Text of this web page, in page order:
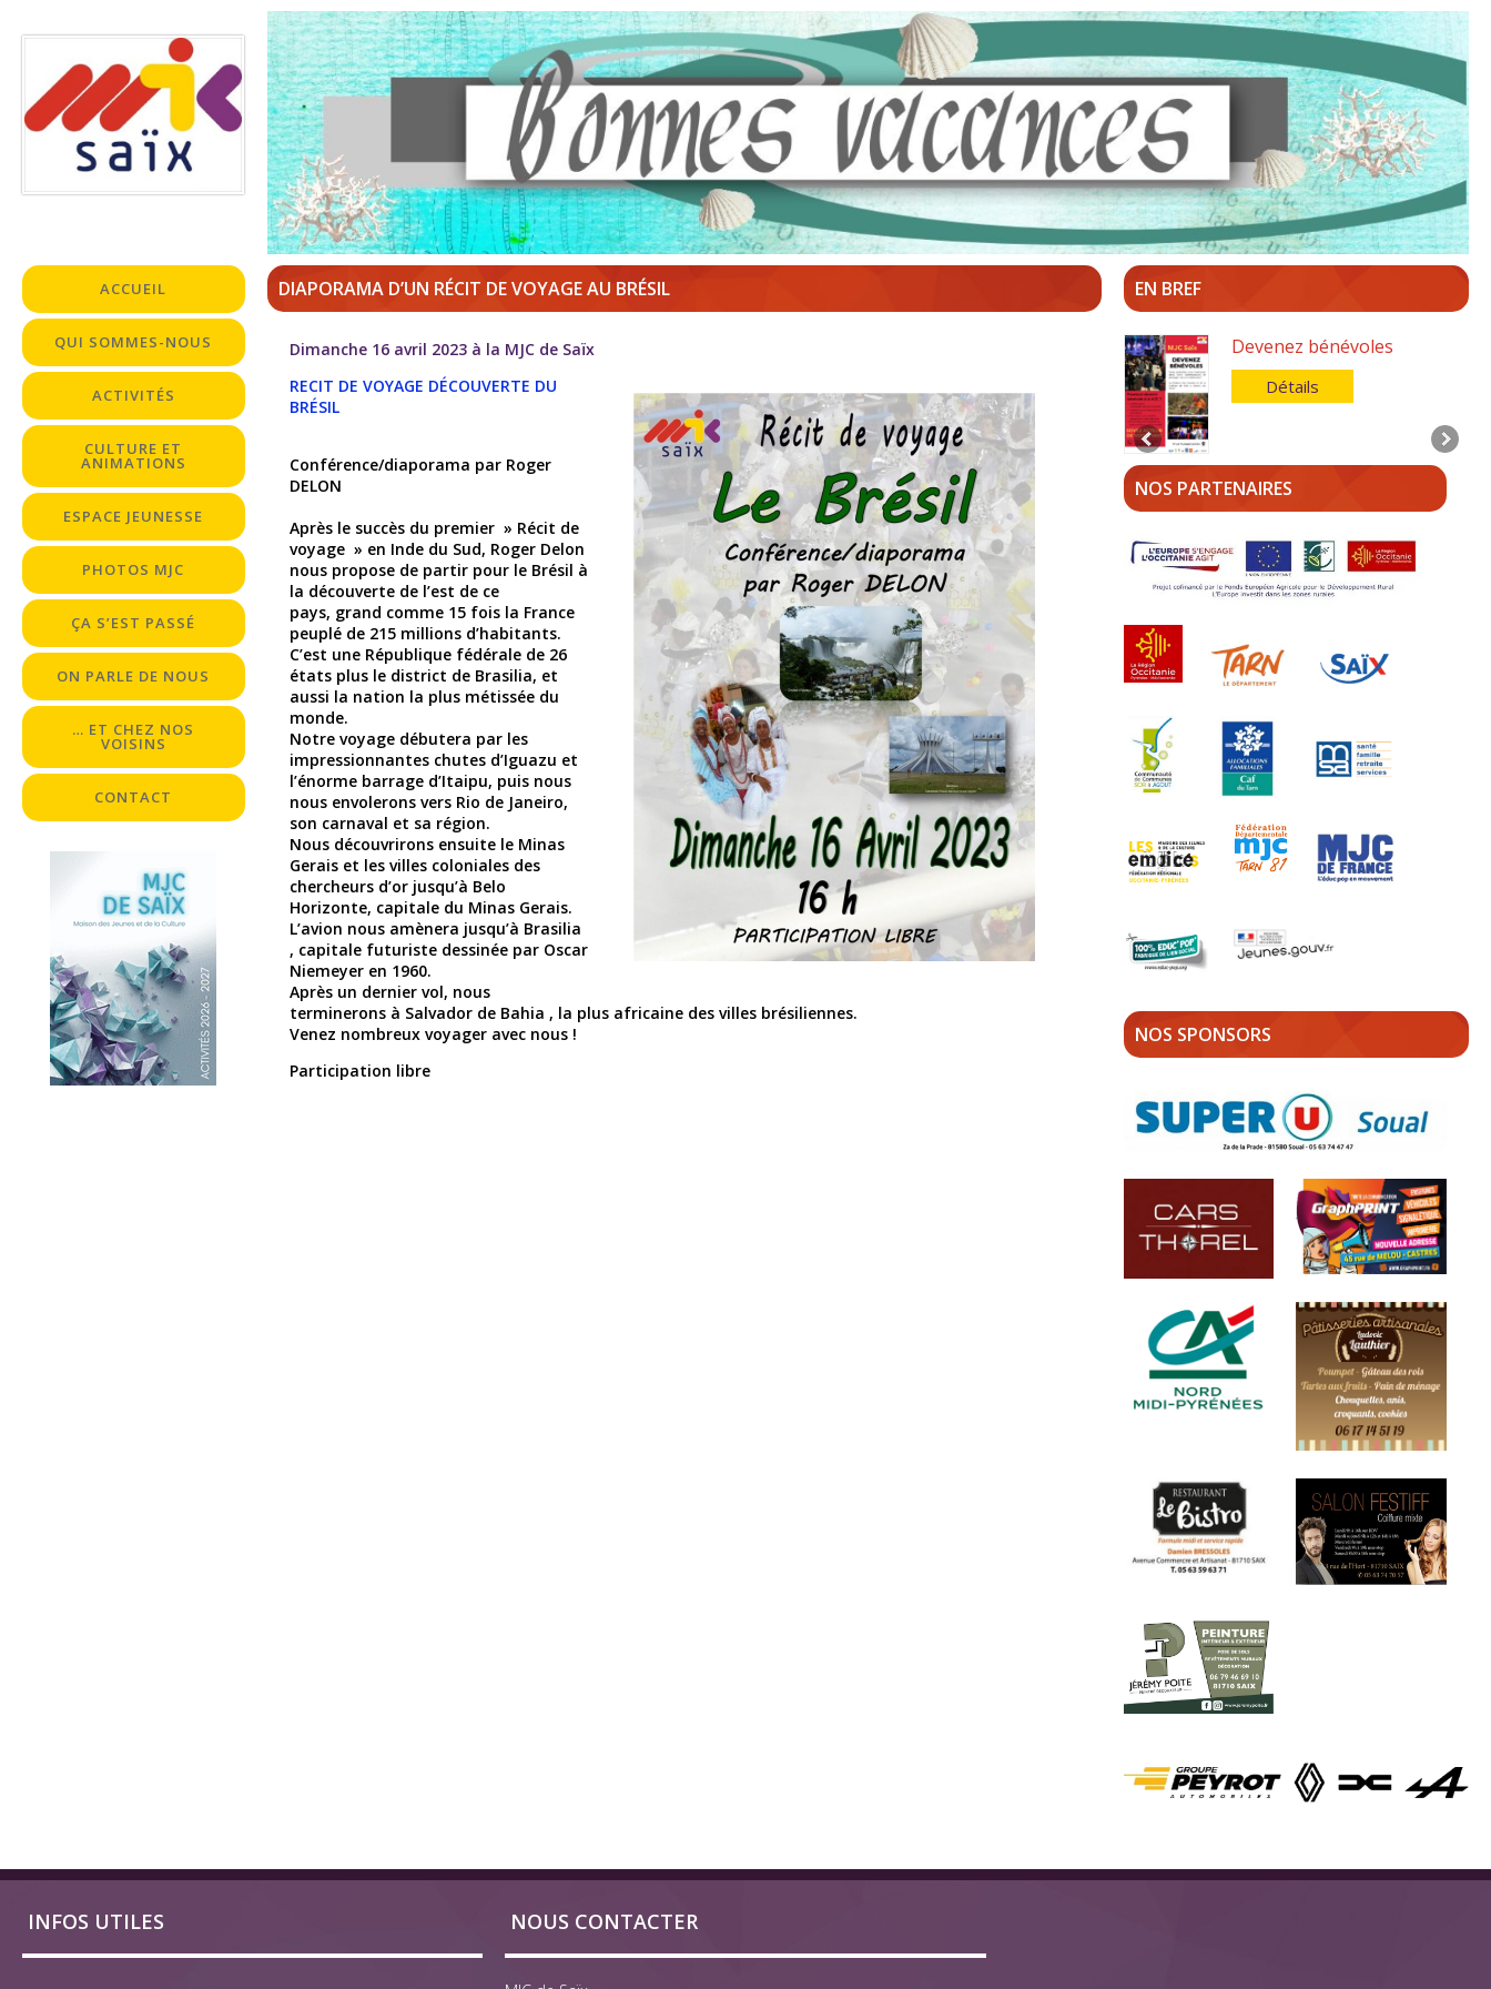
ACCUEIL
QUI SOMMES-NOUS
ACTIVITÉS
CULTURE ET
ANIMATIONS
ESPACE JEUNESSE
PHOTOS MJC
ÇA S’EST PASSÉ
ON PARLE DE NOUS
… ET CHEZ NOS
VOISINS
CONTACT
DIAPORAMA D’UN RÉCIT DE VOYAGE AU BRÉSIL
Dimanche 16 avril 2023 à la MJC de Saïx
RECIT DE VOYAGE DÉCOUVERTE DU
BRÉSIL
Conférence/diaporama par Roger
DELON
Après le succès du premier » Récit de
voyage » en Inde du Sud, Roger Delon
nous propose de partir pour le Brésil à
la découverte de l’est de ce
pays, grand comme 15 fois la France
peuplé de 215 millions d’habitants.
C’est une République fédérale de 26
états plus le district de Brasilia, et
aussi la nation la plus métissée du
monde.
Notre voyage débutera par les
impressionnantes chutes d’Iguazu et
l’énorme barrage d’Itaipu, puis nous
nous envolerons vers Rio de Janeiro,
son carnaval et sa région.
Nous découvrirons ensuite le Minas
Gerais et les villes coloniales des
chercheurs d’or jusqu’à Belo
Horizonte, capitale du Minas Gerais.
L’avion nous amènera jusqu’à Brasilia
, capitale futuriste dessinée par Oscar
Niemeyer en 1960.
Après un dernier vol, nous
terminerons à Salvador de Bahia , la plus africaine des villes brésiliennes.
Venez nombreux voyager avec nous !
Participation libre
EN BREF
Devenez bénévoles
Détails
NOS PARTENAIRES
NOS SPONSORS
INFOS UTILES NOUS CONTACTER